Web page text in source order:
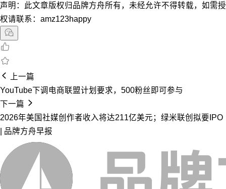
声明：此文章版权归品牌方舟所有，未经允许不得转载，如需授
权请联系：amz123happy
上一篇
YouTube下调电商联盟计划要求，500粉丝即可参与
下一篇
2026年美国社媒创作者收入将达211亿美元；绿米联创拟要IPO
| 品牌方舟早报